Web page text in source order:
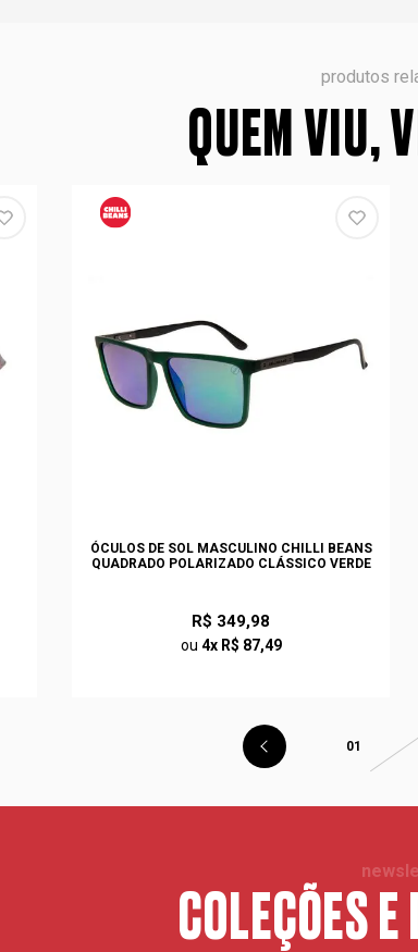
produtos
QUEM VIU,
ÓCULOS DE SOL MASCULINO CHILLI BEANS
QUADRADO POLARIZADO CLÁSSICO VERDE
R$ 349,98
ou 4x R$ 87,49
01
COLEÇÕES